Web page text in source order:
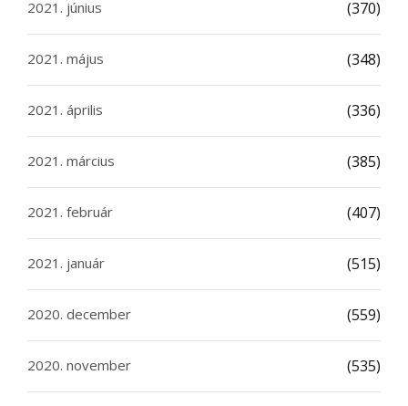
2021. június (370)
2021. május (348)
2021. április (336)
2021. március (385)
2021. február (407)
2021. január (515)
2020. december (559)
2020. november (535)